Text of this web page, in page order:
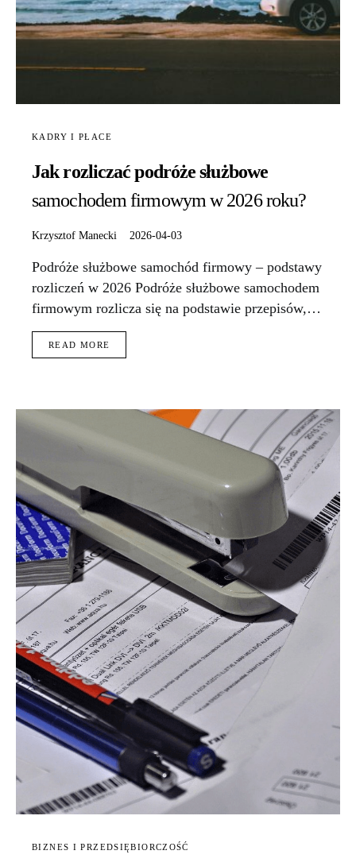
KADRY I PŁACE
Jak rozliczać podróże służbowe
samochodem firmowym w 2026 roku?
Krzysztof Manecki 2026-04-03
Podróże służbowe samochód firmowy – podstawy
rozliczeń w 2026 Podróże służbowe samochodem
firmowym rozlicza się na podstawie przepisów,…
READ MORE
BIZNES I PRZEDSIĘBIORCZOŚĆ